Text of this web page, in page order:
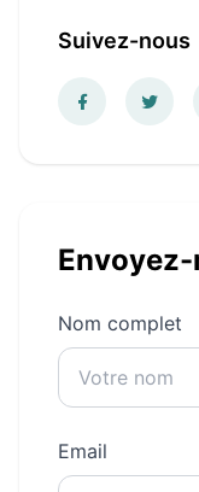
Suivez-nous
Nom complet
Email